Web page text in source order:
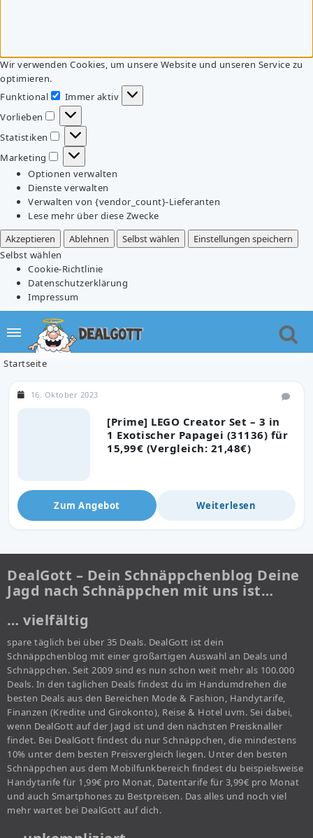
Wir verwenden Cookies, um unsere Website und unseren Service zu
optimieren.
Funktional
Funktional
Immer aktiv
Vorlieben
Vorlieben
Statistiken
Statistiken
Marketing
Marketing
Optionen verwalten
Dienste verwalten
Verwalten von {vendor_count}-Lieferanten
Lese mehr über diese Zwecke
Akzeptieren
Ablehnen Selbst wählen
Einstellungen speichern
Selbst wählen
Cookie-Richtlinie
Datenschutzerklärung
Impressum
Startseite
[Prime] LEGO Creator Set – 3 in
1 Exotischer Papagei (31136) für
15,99€ (Vergleich: 21,48€)
16. Oktober 2023
Zum Angebot Weiterlesen
DealGott – Dein Schnäppchenblog Deine
Jagd nach Schnäppchen mit uns ist…
… vielfältig
spare täglich bei über 35 Deals. DealGott ist dein
Schnäppchenblog mit einer großartigen Auswahl an Deals und
Schnäppchen. Seit 2009 sind es nun schon weit mehr als 100.000
Deals. In den täglichen Deals findest du im Handumdrehen die
besten Deals aus den Bereichen Mode & Fashion, Handytarife,
Finanzen (Kredite und Girokonto), Reise & Hotel uvm. Sei dabei,
wenn DealGott auf der Jagd ist und den nächsten Preisknaller
findet. Bei DealGott findest du nur Schnäppchen, die mindestens
10% unter dem besten Preisvergleich liegen. Unter den besten
Schnäppchen aus dem Mobilfunkbereich findest du beispielsweise
Handytarife für 1,99€ pro Monat, Datentarife für 3,99€ pro Monat
und auch Smartphones zu Bestpreisen. Das alles und noch viel
mehr wartet bei DealGott auf dich.